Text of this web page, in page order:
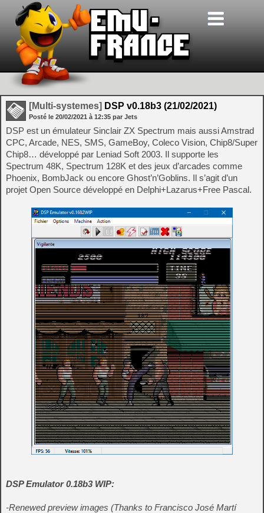
[Multi-systemes] DSP v0.18b3 (21/02/2021)
Posté le 20/02/2021 à 12:35 par Jets
DSP est un émulateur Sinclair ZX Spectrum mais aussi Amstrad
CPC, Arcade, NES, SMS, GameBoy, Coleco Vision, Chip8/Super
Chip8… développé par Leniad Soft 2003. Il supporte les
Spectrum 48K, Spectrum 128K et des jeux d’arcades comme
Phoenix, BombJack ou encore Ghost’n’Goblins. Il s’agit d’un
projet Open Source développé en Delphi+Lazarus+Free Pascal.
DSP Emulator 0.18b3 WIP:
-Renewed preview images (Thanks to Francisco José Martí